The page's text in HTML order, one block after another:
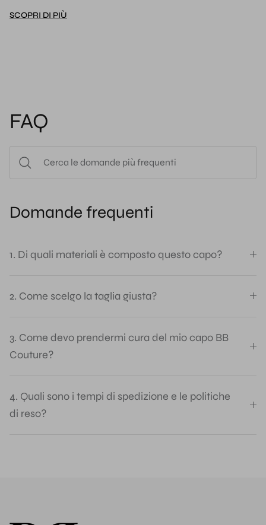
SCOPRI DI PIÙ
FAQ
Domande frequenti
1. Di quali materiali è composto questo capo?
2. Come scelgo la taglia giusta?
3. Come devo prendermi cura del mio capo BB
Couture?
4. Quali sono i tempi di spedizione e le politiche
di reso?